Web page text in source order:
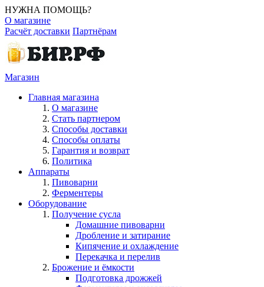
НУЖНА ПОМОЩЬ?
О магазине
Расчёт доставки Партнёрам
Магазин
Главная магазина
О магазине
Стать партнером
Способы доставки
Способы оплаты
Гарантия и возврат
Политика
Аппараты
Пивоварни
Ферментеры
Оборудование
Получение сусла
Домашние пивоварни
Дробление и затирание
Кипячение и охлаждение
Перекачка и перелив
Брожение и ёмкости
Подготовка дрожжей